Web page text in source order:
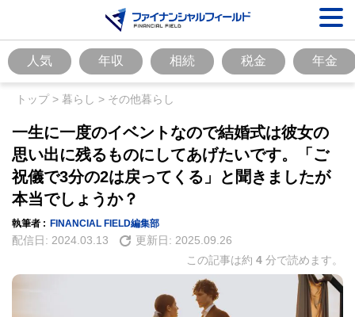
人気 年収 相続 税金 年金
トップ> 暮らし > その他暮らし
一生に一度のイベントなので結婚式は彼女の
思い出に残るものにしてあげたいです。「ご
祝儀で3分の2は戻ってくる」と聞きましたが
本当でしょうか？
執筆者 : FINANCIAL FIELD編集部
配信日: 2024.03.13 更新日: 2025.09.26
この記事は約 4 分で読めます。